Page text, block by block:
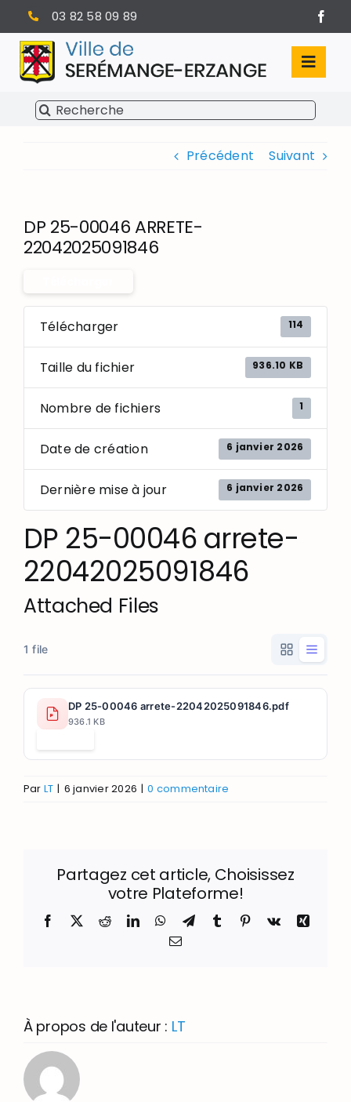
Passer
au
contenu
03 82 58 09 89
SÉRÉMANGE-ERZANGE
INFOS PRATIQUES
Rechercher:
Précédent Suivant
DP 25-00046 ARRETE-
22042025091846
Télécharger 114
Taille du fichier 936.10 KB
Nombre de fichiers 1
Date de création 6 janvier 2026
Dernière mise à jour 6 janvier 2026
DP 25-00046 arrete-
22042025091846
Attached Files
1 file
DP 25-00046 arrete-22042025091846.pdf
936.1 KB
Par LT | 6 janvier 2026 | 0 commentaire
Partagez cet article, Choisissez
votre Plateforme!
Facebook
X RedditLinkedInWhatsApp
TelegramTumblr Pinterest
Vk
Xing
Email
À propos de l'auteur : LT